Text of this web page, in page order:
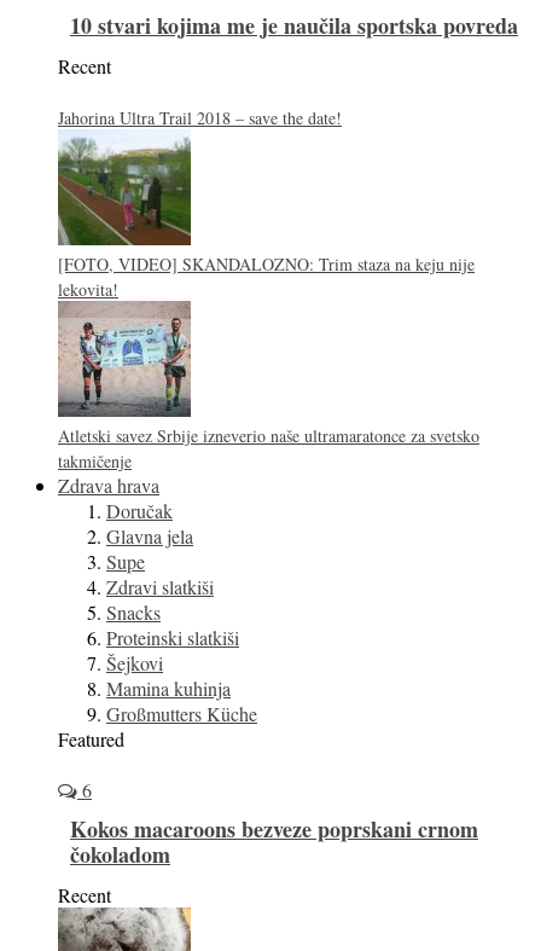
10 stvari kojima me je naučila sportska povreda
Recent
Jahorina Ultra Trail 2018 – save the date!
[FOTO, VIDEO] SKANDALOZNO: Trim staza na keju nije
lekovita!
Atletski savez Srbije izneverio naše ultramaratonce za svetsko
takmičenje
Zdrava hrava
Doručak
Glavna jela
Supe
Zdravi slatkiši
Snacks
Proteinski slatkiši
Šejkovi
Mamina kuhinja
Großmutters Küche
Featured
6
Kokos macaroons bezveze poprskani crnom
čokoladom
Recent